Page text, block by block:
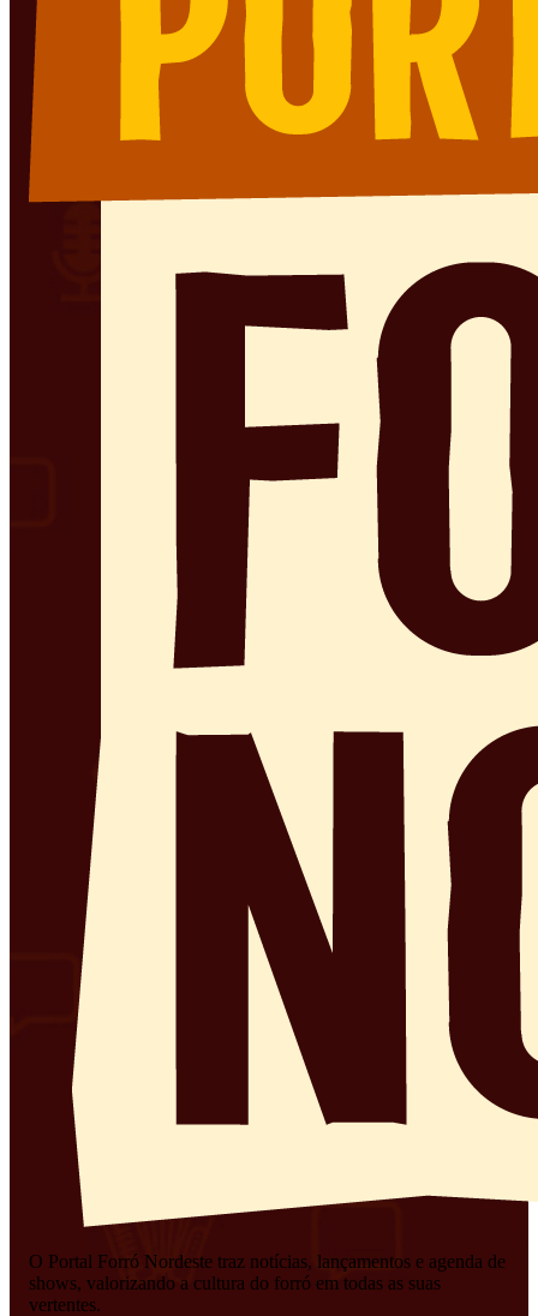
O Portal Forró Nordeste traz notícias, lançamentos e agenda de
shows, valorizando a cultura do forró em todas as suas
vertentes.